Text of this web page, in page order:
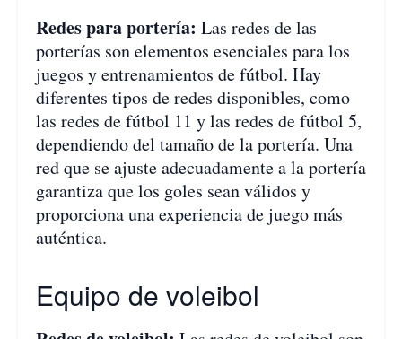
Redes para portería: Las redes de las
porterías son elementos esenciales para los
juegos y entrenamientos de fútbol. Hay
diferentes tipos de redes disponibles, como
las redes de fútbol 11 y las redes de fútbol 5,
dependiendo del tamaño de la portería. Una
red que se ajuste adecuadamente a la portería
garantiza que los goles sean válidos y
proporciona una experiencia de juego más
auténtica.
Equipo de voleibol